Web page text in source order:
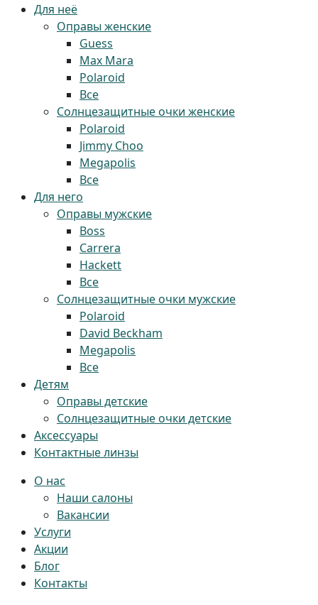
Для неё
Оправы женские
Guess
Max Mara
Polaroid
Все
Солнцезащитные очки женские
Polaroid
Jimmy Choo
Megapolis
Все
Для него
Оправы мужские
Boss
Carrera
Hackett
Все
Солнцезащитные очки мужские
Polaroid
David Beckham
Megapolis
Все
Детям
Оправы детские
Солнцезащитные очки детские
Аксессуары
Контактные линзы
О нас
Наши салоны
Вакансии
Услуги
Акции
Блог
Контакты